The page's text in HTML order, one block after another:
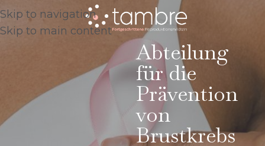
Skip to navigation
Skip to main content
Abteilung
für die
Prävention
von
Brustkrebs